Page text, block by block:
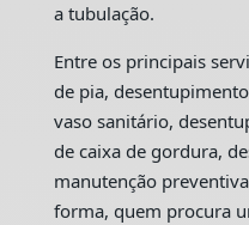
a tubulação.
Entre os principais
de pia,
vaso sanitário,
de caixa de gordura,
manutenção
forma, quem procura